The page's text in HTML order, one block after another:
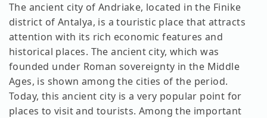
The ancient city of Andriake, located in the Finike
district of Antalya, is a touristic place that attracts
attention with its rich economic features and
historical places. The ancient city, which was
founded under Roman sovereignty in the Middle
Ages, is shown among the cities of the period.
Today, this ancient city is a very popular point for
places to visit and tourists. Among the important